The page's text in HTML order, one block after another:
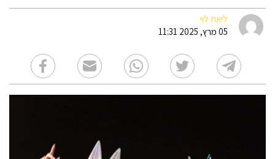
ליאת לוי
05 מרץ, 2025 11:31